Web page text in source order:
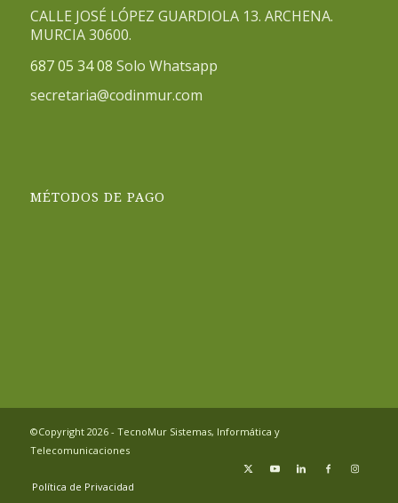
CALLE JOSÉ LÓPEZ GUARDIOLA 13. ARCHENA.
MURCIA 30600.
687 05 34 08 Solo Whatsapp
secretaria@codinmur.com
MÉTODOS DE PAGO
©Copyright 2026 - TecnoMur Sistemas, Informática y
Telecomunicaciones
Política de Privacidad